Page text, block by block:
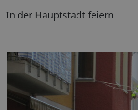
In der Hauptstadt feiern